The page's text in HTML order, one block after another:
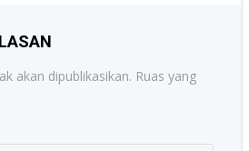
akan dipublikasikan. Ruas yang